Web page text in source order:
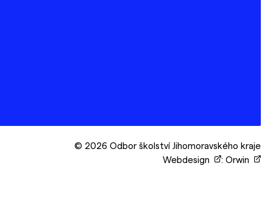
© 2026 Odbor školství Jihomoravského kraje
Webdesign
: Orwin